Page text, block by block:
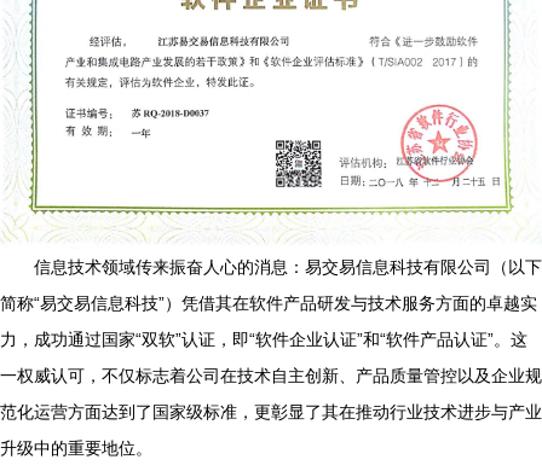
信息技术领域传来振奋人心的消息：易交易信息科技有限公司（以下
简称“易交易信息科技”）凭借其在软件产品研发与技术服务方面的卓越实
力，成功通过国家“双软”认证，即“软件企业认证”和“软件产品认证”。这
一权威认可，不仅标志着公司在技术自主创新、产品质量管控以及企业规
范化运营方面达到了国家级标准，更彰显了其在推动行业技术进步与产业
升级中的重要地位。